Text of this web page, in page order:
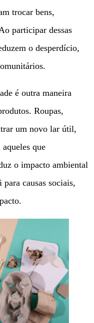
trocar bens,
participar dessas
o desperdício,
é outra maneira
Roupas,
um novo lar útil,
que
o impacto ambiental
causas sociais,